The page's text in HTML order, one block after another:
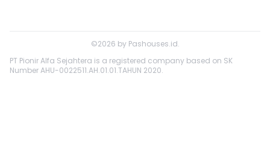
©2026 by Pashouses.id.
PT Pionir Alfa Sejahtera is a registered company based on SK
Number AHU-0022511.AH.01.01.TAHUN 2020.